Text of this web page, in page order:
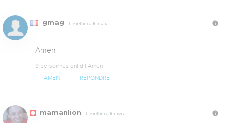
gmag Il y a 6 ans, 8 mois
Amen
9 personnes ont dit Amen
AMEN RÉPONDRE
mamanlion Il y a 6 ans, 8 mois